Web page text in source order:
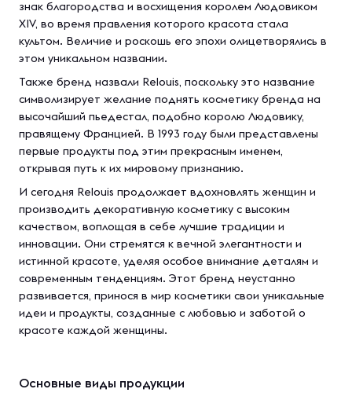
знак благородства и восхищения королем Людовиком
XIV, во время правления которого красота стала
культом. Величие и роскошь его эпохи олицетворялись в
этом уникальном названии.
Также бренд назвали Relouis, поскольку это название
символизирует желание поднять косметику бренда на
высочайший пьедестал, подобно королю Людовику,
правящему Францией. В 1993 году были представлены
первые продукты под этим прекрасным именем,
открывая путь к их мировому признанию.
И сегодня Relouis продолжает вдохновлять женщин и
производить декоративную косметику с высоким
качеством, воплощая в себе лучшие традиции и
инновации. Они стремятся к вечной элегантности и
истинной красоте, уделяя особое внимание деталям и
современным тенденциям. Этот бренд неустанно
развивается, принося в мир косметики свои уникальные
идеи и продукты, созданные с любовью и заботой о
красоте каждой женщины.
Основные виды продукции